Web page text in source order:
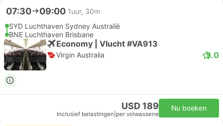
07:30 09:00 1uur, 30m
SYD Luchthaven Sydney Australië
BNE Luchthaven Brisbane
Economy | Vlucht #VA913
Virgin Australia 5.0
USD 189
Inclusief belastingen per volwassene
Nu boeken